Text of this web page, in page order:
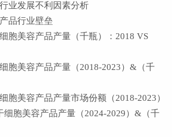
业发展不利因素分析
品行业壁垒
胞美容产品产量（千瓶）：2018 VS
胞美容产品产量（2018-2023）&（千
美容产品产量市场份额（2018-2023）
胞美容产品产量（2024-2029）&（千